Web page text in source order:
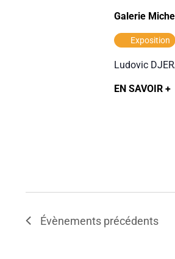
Galerie
Exposition
Ludovic
EN SAVOIR +
Évènements précédents